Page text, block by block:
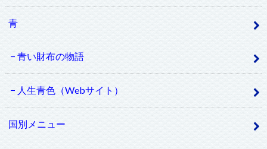
青
青い財布の物語
人生青色（Webサイト）
国別メニュー